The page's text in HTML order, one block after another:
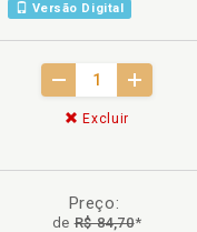
Versão Digital
Excluir
Preço:
deR$ 84,70*